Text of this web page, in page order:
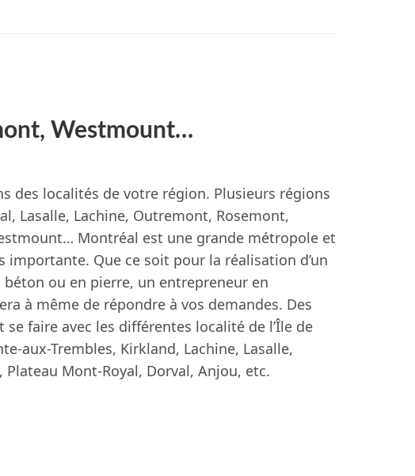
Westmount…
des localités de votre région. Plusieurs régions
Lasalle, Lachine, Outremont, Rosemont,
Montréal est une grande métropole et
Que ce soit pour la réalisation d’un
ou en pierre, un entrepreneur en
à même de répondre à vos demandes. Des
faire avec les différentes localité de l’Île de
aux-Trembles, Kirkland, Lachine, Lasalle,
Mont-Royal, Dorval, Anjou, etc.